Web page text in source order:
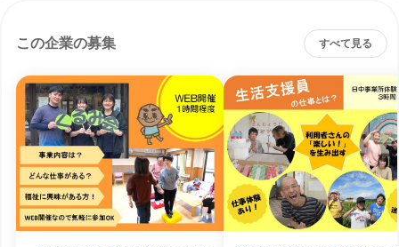
この企業の募集 すべて見る